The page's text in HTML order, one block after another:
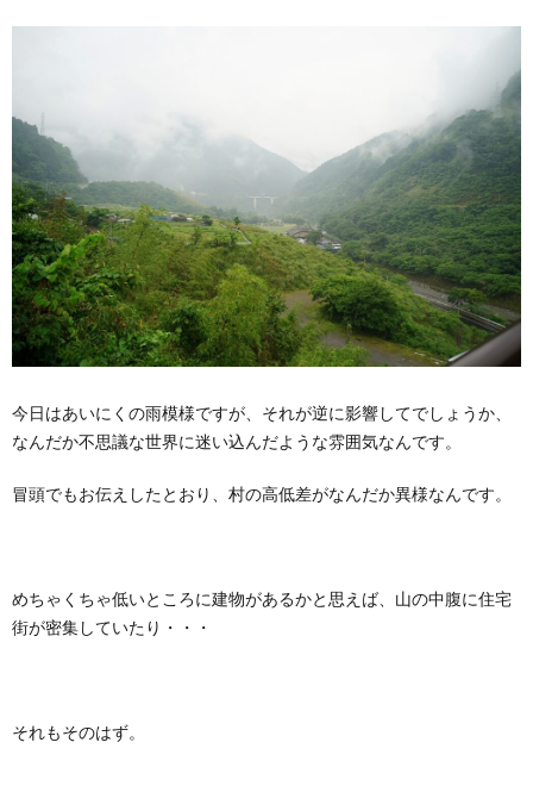
今日はあいにくの雨模様ですが、それが逆に影響してでしょうか、
なんだか不思議な世界に迷い込んだような雰囲気なんです。
冒頭でもお伝えしたとおり、村の高低差がなんだか異様なんです。
めちゃくちゃ低いところに建物があるかと思えば、山の中腹に住宅
街が密集していたり・・・
それもそのはず。